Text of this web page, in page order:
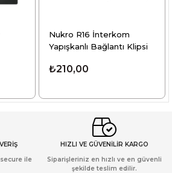
Nukro R16 İnterkom
Yapışkanlı Bağlantı Klipsi
₺210,00
ile
HIZLI VE GÜVENİLİR KARGO
Siparişleriniz en hızlı ve en güvenli
şekilde teslim edilir.